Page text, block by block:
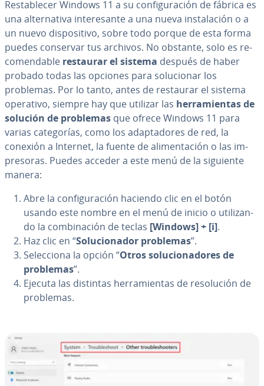
Re­s­ta­ble­cer Windows 11 a su co­n­fi­gu­ra­ción de fábrica es
una al­te­r­na­ti­va in­te­re­sa­n­te a una nueva in­s­ta­la­ción o a
un nuevo di­s­po­si­ti­vo, sobre todo porque de esta forma
puedes conservar tus archivos. No obstante, solo es re­
co­me­n­da­ble restaurar el sistema después de haber
probado todas las opciones para so­lu­cio­nar los
problemas. Por lo tanto, antes de restaurar el sistema
operativo, siempre hay que utilizar las he­rra­mie­n­tas de
solución de problemas que ofrece Windows 11 para
varias ca­te­go­rías, como los ada­p­ta­do­res de red, la
conexión a Internet, la fuente de ali­me­n­ta­ción o las im­
pre­so­ras. Puedes acceder a este menú de la siguiente
manera:
Abre la co­n­fi­gu­ra­ción haciendo clic en el botón
usando este nombre en el menú de inicio o uti­li­za­n­
do la co­m­bi­na­ción de teclas [Windows]+ [i].
Haz clic en “So­lu­cio­na­dor problemas”.
Se­le­c­cio­na la opción “Otros so­lu­cio­na­do­res de
problemas”.
Ejecuta las distintas he­rra­mie­n­tas de re­so­lu­ción de
problemas.